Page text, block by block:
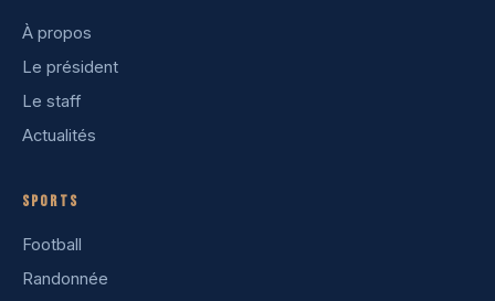
À propos
Le président
Le staff
Actualités
Sports
Football
Randonnée